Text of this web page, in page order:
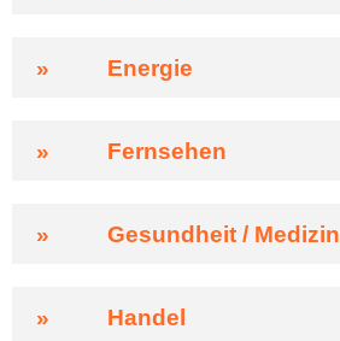
» Energie
» Fernsehen
» Gesundheit / Medizin
» Handel